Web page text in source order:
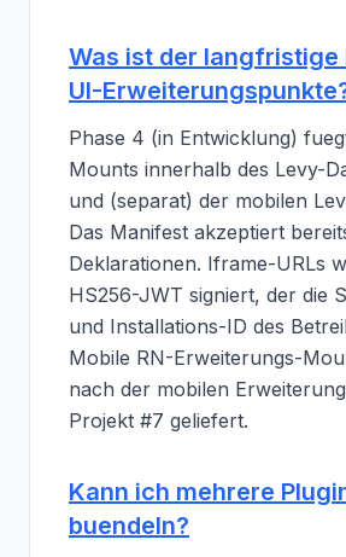
Was ist der langfristige
UI-
Phase 4 (in Entwicklung)
Mounts innerhalb des Levy-
und (separat) der mobilen
Das Manifest akzeptiert
Deklarationen. Iframe-URLs
HS256-JWT signiert, der die
und Installations-ID des
Mobile RN-Erweiterungs-
nach der mobilen
Projekt #7 geliefert.
Kann ich mehrere
buendeln?